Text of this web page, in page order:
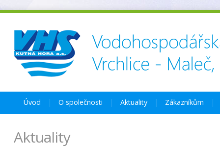
Úvod O společnosti Aktuality Zákazníkům
Aktuality